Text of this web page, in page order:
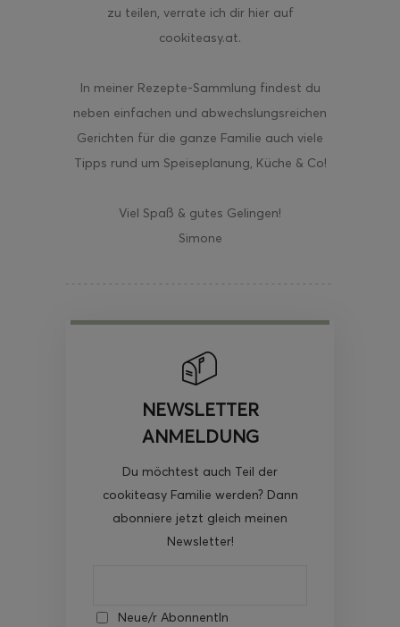
zu teilen, verrate ich dir hier auf
cookiteasy.at.
In meiner Rezepte-Sammlung findest du
neben einfachen und abwechslungsreichen
Gerichten für die ganze Familie auch viele
Tipps rund um Speiseplanung, Küche & Co!
Viel Spaß & gutes Gelingen!
Simone
NEWSLETTER
ANMELDUNG
Du möchtest auch Teil der
cookiteasy Familie werden? Dann
abonniere jetzt gleich meinen
Newsletter!
Neue/r AbonnentIn